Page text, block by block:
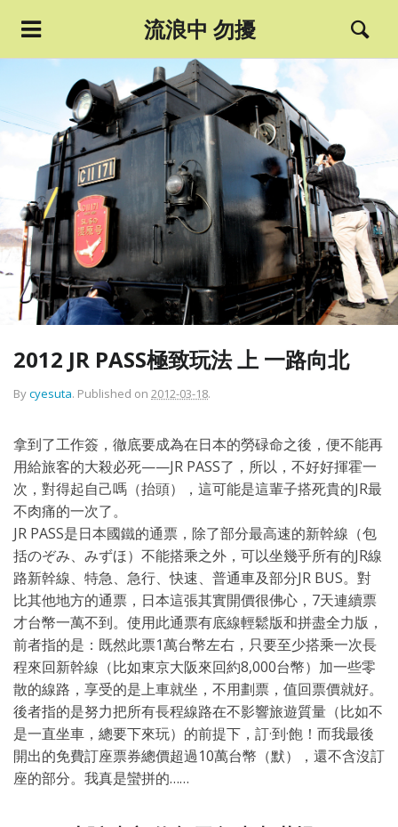
流浪中 勿擾
2012 JR PASS極致玩法 上 一路向北
Bycyesuta. Published on 2012-03-18.
拿到了工作簽，徹底要成為在日本的勞碌命之後，便不能再
用給旅客的大殺必死——JR PASS了，所以，不好好揮霍一
次，對得起自己嗎（抬頭），這可能是這輩子搭死貴的JR最
不肉痛的一次了。
JR PASS是日本國鐵的通票，除了部分最高速的新幹線（包
括のぞみ、みずほ）不能搭乘之外，可以坐幾乎所有的JR線
路新幹線、特急、急行、快速、普通車及部分JR BUS。對
比其他地方的通票，日本這張其實開價很佛心，7天連續票
才台幣一萬不到。使用此通票有底線輕鬆版和拼盡全力版，
前者指的是：既然此票1萬台幣左右，只要至少搭乘一次長
程來回新幹線（比如東京大阪來回約8,000台幣）加一些零
散的線路，享受的是上車就坐，不用劃票，值回票價就好。
後者指的是努力把所有長程線路在不影響旅遊質量（比如不
是一直坐車，總要下來玩）的前提下，訂·到·飽！而我最後
開出的免費訂座票券總價超過10萬台幣（默），還不含沒訂
座的部分。我真是蠻拼的……